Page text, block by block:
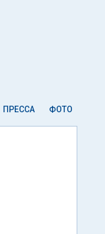
ПРЕССА ФОТО